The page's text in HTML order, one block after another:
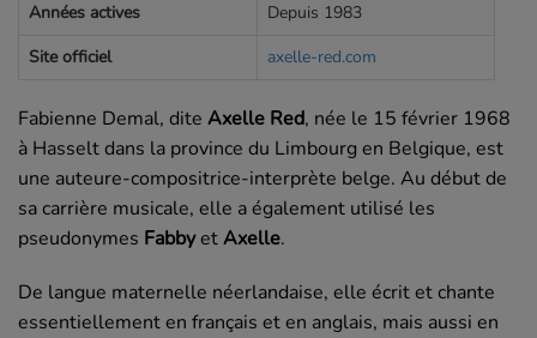
Années actives
Depuis 1983
Site officiel
axelle-red.com
Fabienne Demal, dite Axelle Red, née le 15 février 1968
à Hasselt dans la province du Limbourg en Belgique, est
une auteure-compositrice-interprète belge. Au début de
sa carrière musicale, elle a également utilisé les
pseudonymes FabbyetAxelle.
De langue maternelle néerlandaise, elle écrit et chante
essentiellement en français et en anglais, mais aussi en